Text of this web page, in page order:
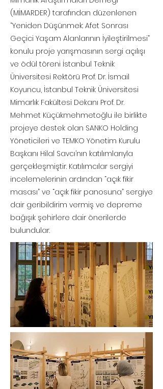
(MİMARDER) tarafından düzenlenen
“Yeniden Düşünmek: Afet Sonrası
Geçici Yaşam Alanlarının İyileştirilmesi”
konulu proje yarışmasının sergi açılışı
ve ödül töreni İstanbul Teknik
Üniversitesi Rektörü Prof. Dr. İsmail
Koyuncu, İstanbul Teknik Üniversitesi
Mimarlık Fakültesi Dekanı Prof. Dr.
Mehmet Küçükmehmetoğlu ile birlikte
projeye destek olan SANKO Holding
Yöneticileri ve TEMKO Yönetim Kurulu
Başkanı Hilal Savcı’nın katılımlarıyla
gerçekleşmiştir. Katılımcılar sergiyi
incelemelerinin ardından “açık fikir
masası” ve “açık fikir panosuna” sergiye
dair geribildirim vermiş ve depreme
bağışık şehirlere dair önerilerde
bulundular.